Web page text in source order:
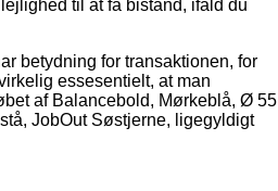
til at få bistand, ifald du
betydning for transaktionen, for
essesentielt, at man
af Balancebold, Mørkeblå, Ø 55
JobOut Søstjerne, ligegyldigt